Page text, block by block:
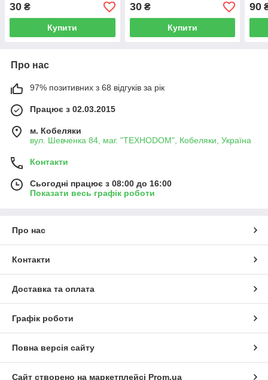
30 ₴
Купити
30₴
Купити
90
Про нас
97% позитивних з 68 відгуків за рік
Працює з 02.03.2015
м. Кобеляки
вул. Шевченка 84, маг. "ТЕХНОDOM", Кобеляки, Україна
Контакти
Сьогодні працює з 08:00 до 16:00
Показати весь графік роботи
Про нас
Контакти
Доставка та оплата
Графік роботи
Повна версія сайту
Сайт створено на маркетплейсі Prom.ua